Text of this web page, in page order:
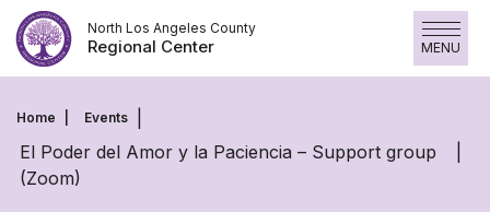
Skip
to
content
North Los Angeles County
Regional Center MENU
Home Events
El Poder del Amor y la Paciencia – Support group
(Zoom)